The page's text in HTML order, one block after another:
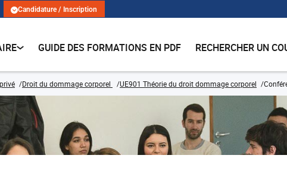
Candidature / Inscription
GUIDE DES FORMATIONS EN PDF RECHERCHER UN
Droit du dommage corporel UE901 Théorie du droit dommage corporel